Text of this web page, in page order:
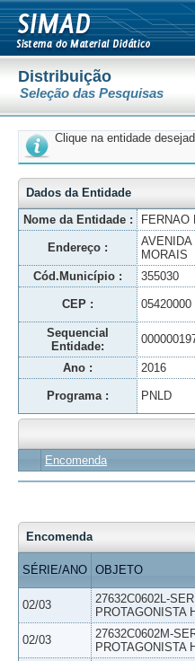
Distribuição
Seleção das Pesquisas
Clique na entidade
Dados da Entidade
Nome da Entidade :
FERNAO
Endereço :
AVENIDA
MORAIS
Cód.Município : 355030
CEP : 05420000
Sequencial
Entidade:
Ano : 2016
Programa : PNLD
Encomenda
Encomenda
SÉRIE/ANO OBJETO
02/03
27632C0602L-SER
PROTAGONISTA
02/03
27632C0602M-
PROTAGONISTA